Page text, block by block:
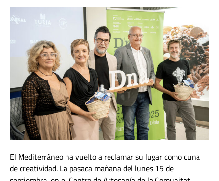
El Mediterráneo ha vuelto a reclamar su lugar como cuna
de creatividad. La pasada mañana del lunes 15 de